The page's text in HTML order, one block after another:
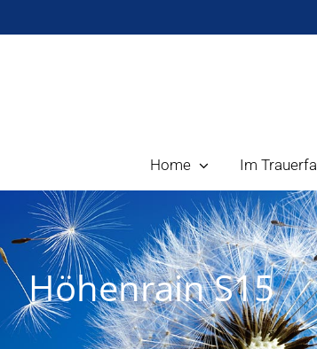
Inhalt
Home Im Trauerfall
Höhenrain S15